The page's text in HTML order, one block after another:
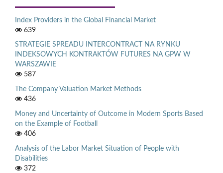
Index Providers in the Global Financial Market
639
STRATEGIE SPREADU INTERCONTRACT NA RYNKU
INDEKSOWYCH KONTRAKTÓW FUTURES NA GPW W
WARSZAWIE
587
The Company Valuation Market Methods
436
Money and Uncertainty of Outcome in Modern Sports Based
on the Example of Football
406
Analysis of the Labor Market Situation of People with
Disabilities
372